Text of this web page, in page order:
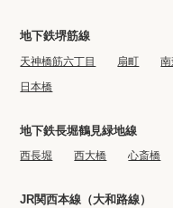
地下鉄堺筋線
天神橋筋六丁目 扇町
日本橋
地下鉄長堀鶴見緑地線
西長堀 西大橋 心斎橋
JR関西本線（大和路線）